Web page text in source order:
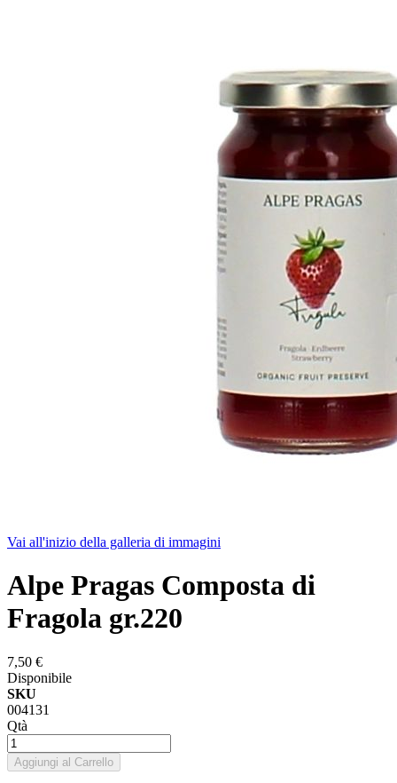
Vai all'inizio della galleria di immagini
Alpe Pragas Composta di
Fragola gr.220
7,50 €
Disponibile
SKU
004131
Qtà
Aggiungi al Carrello